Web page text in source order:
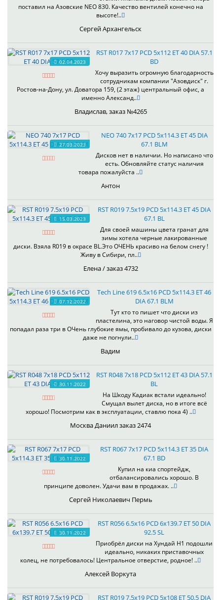
поставил на Азовские NEO 830. Качество вентилей конечно на
высоте!..
Сергей Архангельск
02.04.2023
RST R017 7x17 PCD 5x112 ET 40 DIA 57.1
BD
Хочу выразить огромную благодарность
сотрудникам компании "Азовдиск" г.
Ростов-на-Дону, ул. Доватора 159, (2 этаж) центральный офис, а
именно Александ..
Владислав, заказ №4265
27.03.2023
NEO 740 7x17 PCD 5x114.3 ET 45 DIA
67.1 BLM
Дисков нет в наличии. Но написано что
есть. Обновляйте статус наличия
товара пожалуйста ..
Антон
15.03.2023
RST R019 7.5x19 PCD 5x114.3 ET 45 DIA
67.1 BL
Для своей машины цвета гранат для
зимы хотела черные лакированные
диски. Взяла R019 в окрасе BL.Это ОЧЕНЬ красиво на белом снегу !
Живу в Сибири, пл..
Елена / заказ 4732
07.12.2022
Tech Line 619 6.5x16 PCD 5x114.3 ET 46
DIA 67.1 BLM
Тут кто то пишет что диски из
пластелина, это наговор чистой воды. Я
попадал раза три в ОЧень глубокие ямы, пробивало до кузова, диски
даже не погнули..
Вадим
30.11.2022
RST R048 7x18 PCD 5x112 ET 43 DIA 57.1
BL
На Шкоду Кадиак встали идеально!
Смущал вылет диска, но в итоге всё
хорошо! Посмотрим как в эксплуатации, ставлю пока 4) ..
Москва Даниил заказ 2474
30.11.2022
RST R067 7x17 PCD 5x114.3 ET 35 DIA
67.1 BD
Купил на киа спортейдж,
отбалансировались хорошо. В
принципе доволен. Удачи вам в продажах. ..
Сергей Николаевич Пермь
30.11.2022
RST R056 6.5x16 PCD 6x139.7 ET 50 DIA
92.5 SL
Приобрёл диски на Хундай H1 подошли
идеально, никаких приставочных
колец, не потребовалось! Центральное отверстие, родное! ..
Алексей Воркута
RST R019 7.5x19 PCD 5x108 ET 50.5 DIA